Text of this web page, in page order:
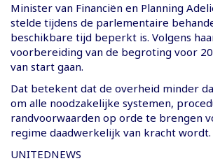
Minister van Financiën en Planning
stelde tijdens de parlementaire
beschikbare tijd beperkt is. Volgens
voorbereiding van de begroting voor
van start gaan.
Dat betekent dat de overheid minder
om alle noodzakelijke systemen,
randvoorwaarden op orde te brengen
regime daadwerkelijk van kracht wordt.
UNITEDNEWS